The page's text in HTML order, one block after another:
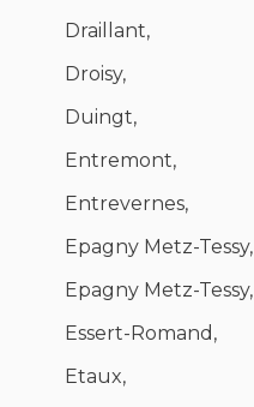
Draillant,
Droisy,
Duingt,
Entremont,
Entrevernes,
Epagny Metz-Tessy,
Epagny Metz-Tessy,
Essert-Romand,
Etaux,